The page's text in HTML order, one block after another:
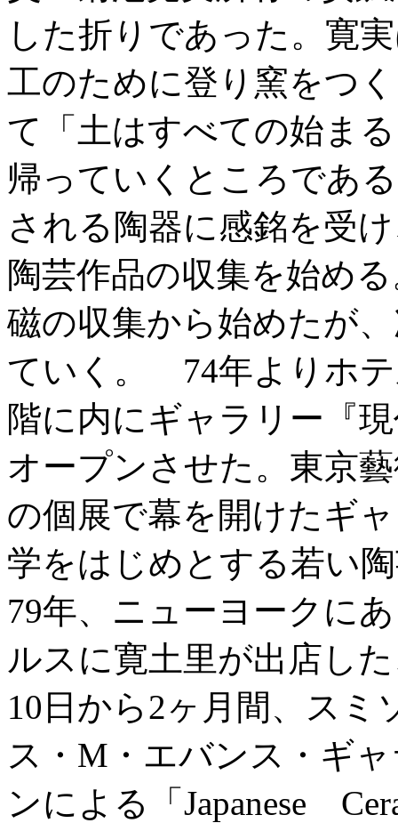
した折りであった。寛
工のために登り窯をつ
て「土はすべての始ま
帰っていくところであ
される陶器に感銘を受
陶芸作品の収集を始め
磁の収集から始めたが
ていく。 74年よりホ
階に内にギャラリー『
オープンさせた。東京
の個展で幕を開けたギ
学をはじめとする若い
79年、ニューヨークに
ルスに寛土里が出店し
10日から2ヶ月間、スミ
ス・M・エバンス・ギ
ンによる「Japanese